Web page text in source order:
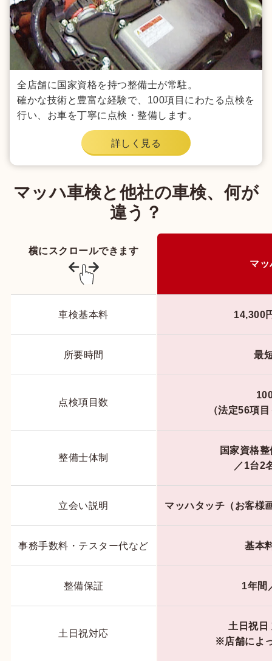
全店舗に国家資格を持つ整備士が常駐。
確かな技術と豊富な経験で、100項目にわたる点検を
行い、お車を丁寧に点検・整備します。
詳しく見る
マッハ車検と他社の車検、何が
違う？
横にスクロールできます
マッ
車検基本料 14,300
所要時間 最
点検項目数
（法定56項
整備士体制
国家資格
／1台2
立会い説明 マッハタッチ（お客様
事務手数料・テスター代など 基本
整備保証 1年間
土日祝対応
土日祝
※店舗によ